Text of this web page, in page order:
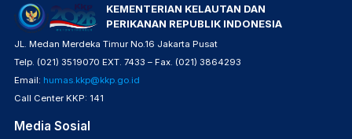
KEMENTERIAN KELAUTAN DAN
PERIKANAN REPUBLIK INDONESIA
JL. Medan Merdeka Timur No.16 Jakarta Pusat
Telp. (021) 3519070 EXT. 7433 – Fax. (021) 3864293
Email: humas.kkp@kkp.go.id
Call Center KKP: 141
Media Sosial